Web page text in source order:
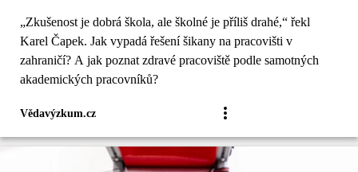
„Zkušenost je dobrá škola, ale školné je příliš drahé,“ řekl
Karel Čapek. Jak vypadá řešení šikany na pracovišti v
zahraničí? A jak poznat zdravé pracoviště podle samotných
akademických pracovníků?
Vědavýzkum.cz